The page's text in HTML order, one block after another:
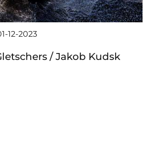
12-2023
/ Jakob Kudsk